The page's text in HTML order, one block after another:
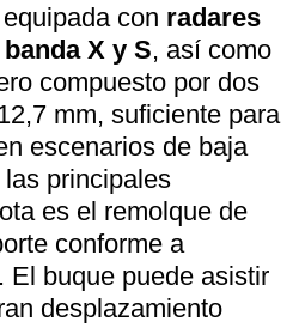
con radares
X y S, así como
compuesto por dos
mm, suficiente para
escenarios de baja
principales
es el remolque de
conforme a
. El buque puede asistir
desplazamiento